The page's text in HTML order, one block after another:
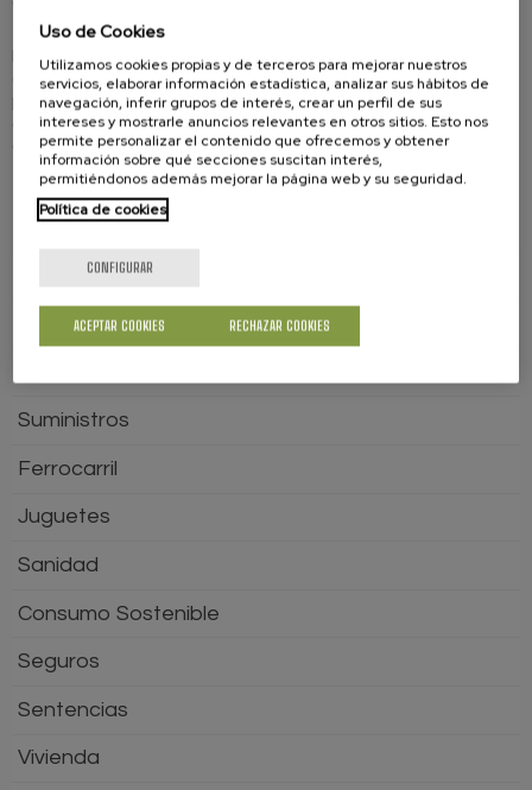
Las hipotecas que estén sujetas a este derivado
deberán ajustarse siempre al tipo pactado. Si éste está
por debajo del Euribor, la entidad financiera le abona la
diferencia, pero si está por encimale tocará al cliente
compensar la variación
GUÍA DEL CONSUMIDOR
Aviación
Servicios Bancarios
Suministros
Ferrocarril
Juguetes
Sanidad
Consumo Sostenible
Seguros
Sentencias
Vivienda
Uso de Cookies
Utilizamos cookies propias y de terceros para mejorar nuestros
servicios, elaborar información estadística, analizar sus hábitos de
navegación, inferir grupos de interés, crear un perfil de sus
intereses y mostrarle anuncios relevantes en otros sitios. Esto nos
permite personalizar el contenido que ofrecemos y obtener
información sobre qué secciones suscitan interés,
permitiéndonos además mejorar la página web y su seguridad.
Política de cookies
CONFIGURAR
RECHAZAR COOKIES
ACEPTAR COOKIES